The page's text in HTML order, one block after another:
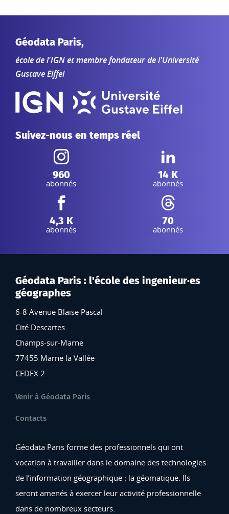
Géodata Paris,
école de l'IGN et membre fondateur de l'Université
Gustave Eiffel
Suivez-nous en temps réel
Instagram :
960
abonnés
Linkedin :
14 K
abonnés
Facebook :
4,3 K
abonnés
Threads :
70
abonnés
Géodata Paris : l'école des ingenieur·es
géographes
6-8 Avenue Blaise Pascal
Cité Descartes
Champs-sur-Marne
77455 Marne la Vallée
CEDEX 2
Venir à Géodata Paris
Contacts
Géodata Paris forme des professionnels qui ont
vocation à travailler dans le domaine des technologies
de l’information géographique : la géomatique. Ils
seront amenés à exercer leur activité professionnelle
dans de nombreux secteurs.